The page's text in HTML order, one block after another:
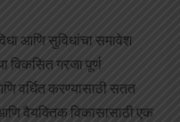
आणि सुविधांचा समावेश
विकसित गरजा पूर्ण
वर्धित करण्यासाठी सतत
वैयक्तिक विकासासाठी एक